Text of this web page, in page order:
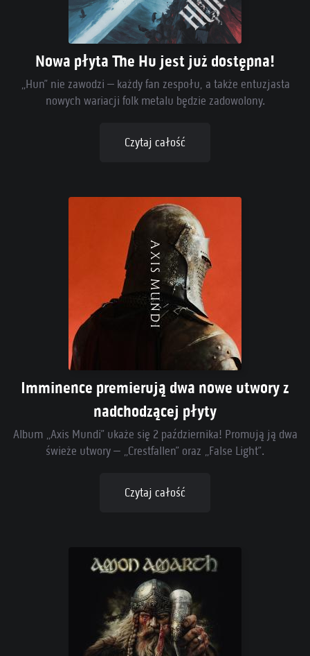
Nowa płyta The Hu jest już dostępna!
„Hun” nie zawodzi – każdy fan zespołu, a także entuzjasta
nowych wariacji folk metalu będzie zadowolony.
Czytaj całość
Imminence premierują dwa nowe utwory z
nadchodzącej płyty
Album „Axis Mundi” ukaże się 2 października! Promują ją dwa
świeże utwory – „Crestfallen” oraz „False Light”.
Czytaj całość